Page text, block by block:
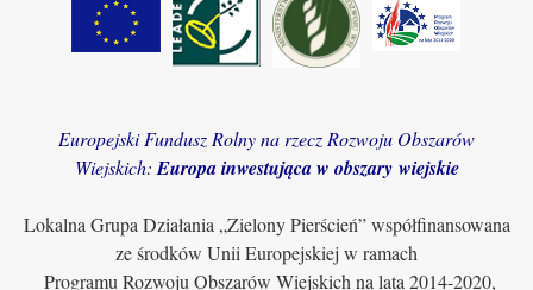
Europejski Fundusz Rolny na rzecz Rozwoju Obszarów
Wiejskich: Europa inwestująca w obszary wiejskie
Lokalna Grupa Działania „Zielony Pierścień” współfinansowana
ze środków Unii Europejskiej w ramach
Programu Rozwoju Obszarów Wiejskich na lata 2014-2020,